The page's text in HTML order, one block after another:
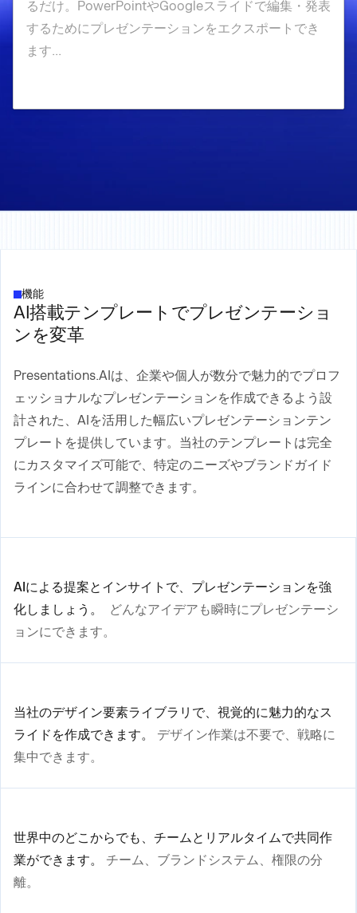
機能
AI搭載テンプレートでプレゼンテーショ
ンを変革
Presentations.AIは、企業や個人が数分で魅力的でプロフ
ェッショナルなプレゼンテーションを作成できるよう設
計された、AIを活用した幅広いプレゼンテーションテン
プレートを提供しています。当社のテンプレートは完全
にカスタマイズ可能で、特定のニーズやブランドガイド
ラインに合わせて調整できます。
AIによる提案とインサイトで、プレゼンテーションを強
化しましょう。
どんなアイデアも瞬時にプレゼンテーシ
ョンにできます。
当社のデザイン要素ライブラリで、視覚的に魅力的なス
ライドを作成できます。
デザイン作業は不要で、戦略に
集中できます。
世界中のどこからでも、チームとリアルタイムで共同作
業ができます。
チーム、ブランドシステム、権限の分
離。